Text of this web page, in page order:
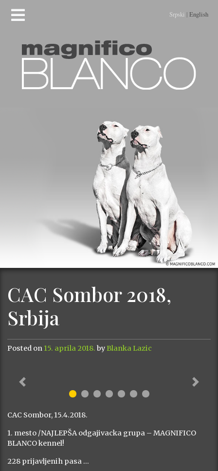
Srpski | English
CAC Sombor 2018,
Srbija
Posted on 15. aprila 2018. by Blanka Lazic
Previous Next
CAC Sombor, 15.4.2018.
1. mesto /NAJLEPŠA odgajivacka grupa – MAGNIFICO
BLANCO kennel!
228 prijavljenih pasa …